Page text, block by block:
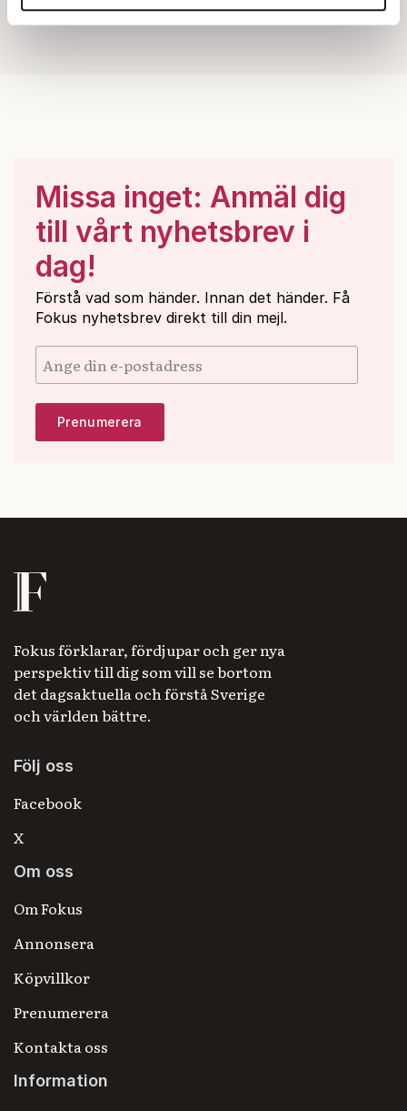
annons- och analysföretag som vi samarbetar med.
Missa inget: Anmäl dig
till vårt nyhetsbrev i
dag!
Förstå vad som händer. Innan det händer. Få
Fokus nyhetsbrev direkt till din mejl.
Fokus förklarar, fördjupar och ger nya
perspektiv till dig som vill se bortom
det dagsaktuella och förstå Sverige
och världen bättre.
Följ oss
Facebook
X
Om oss
Om Fokus
Annonsera
Köpvillkor
Prenumerera
Kontakta oss
Information